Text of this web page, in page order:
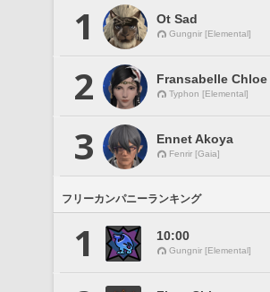
1 Ot Sad
Gungnir [Elemental]
2 Fransabelle Chloe
Typhon [Elemental]
3 Ennet Akoya
Fenrir [Gaia]
フリーカンパニーランキング
1 10:00
Gungnir [Elemental]